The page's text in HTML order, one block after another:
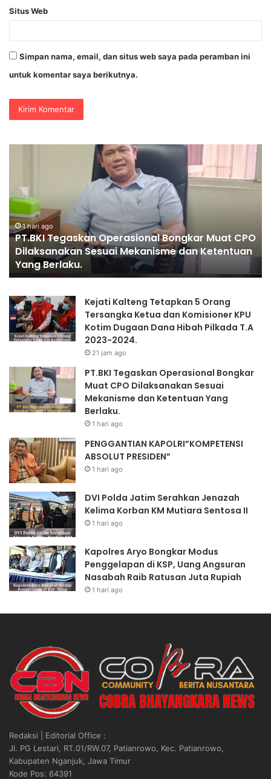
Situs Web
Simpan nama, email, dan situs web saya pada peramban ini
untuk komentar saya berikutnya.
CPO
PENGGANTIAN
KAPOLRI”KOMPETENSI
1 hari ago
PENGGANTIAN KAPOLRI”KOMPETENSI ABSOLUT
PRESIDEN”
Kejati Kalteng Tetapkan 5 Orang
Tersangka Ketua dan Komisioner KPU
Kotim Dugaan Dana Hibah Pilkada T.A
2023-2024.
21 jam ago
PT.BKI Tegaskan Operasional Bongkar
Muat CPO Dilaksanakan Sesuai
Mekanisme dan Ketentuan Yang
Berlaku.
1 hari ago
PENGGANTIAN KAPOLRI”KOMPETENSI
ABSOLUT PRESIDEN”
1 hari ago
DVI Polda Jatim Serahkan Jenazah
Kelima Korban KM Mutiara Sentosa II
1 hari ago
Kapolres Aryo Bongkar Modus
Penggelapan di KSP, Uang Angsuran
Nasabah Raib Ratusan Juta Rupiah
1 hari ago
Redaksi | Editorial Office :
Jl. PG Lestari, RT.01/RW.07, Patianrowo, Kec. Patianrowo,
Kabupaten Nganjuk, Jawa Timur
Kode Pos: 64391